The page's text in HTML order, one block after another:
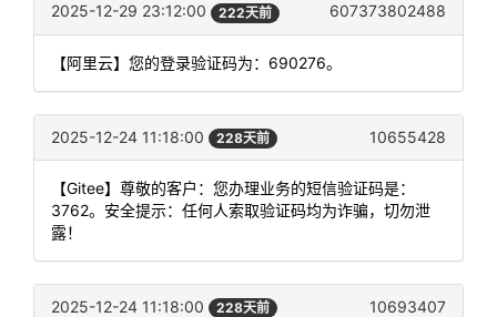
2025-12-29 23:12:00 222天前 607373802488
【阿里云】您的登录验证码为：690276。
2025-12-24 11:18:00 228天前 10655428
【Gitee】尊敬的客户：您办理业务的短信验证码是：
3762。安全提示：任何人索取验证码均为诈骗，切勿泄
露！
2025-12-24 11:18:00 228天前 10693407